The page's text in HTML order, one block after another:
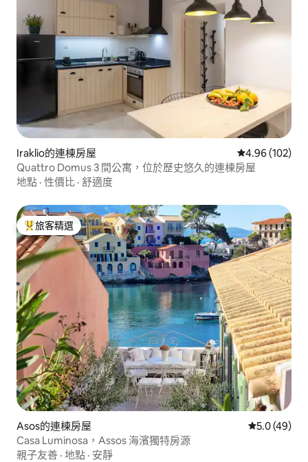
Iraklio的連棟房屋 從 102 則評價
4.96 (102)
Quattro Domus 3 間公寓，位於歷史悠久的連棟房屋
地點 · 性價比 · 舒適度
旅客精選榜首
旅客精選
Asos的連棟房屋 從 49 則評
5.0 (49)
Casa Luminosa，Assos 海濱獨特房源
親子友善 · 地點 · 安靜